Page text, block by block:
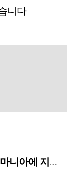
니다
국 시스템 전수